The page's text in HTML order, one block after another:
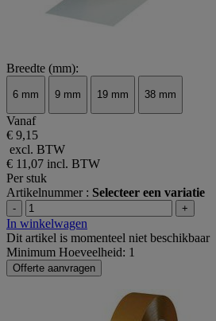
Breedte (mm):
6 mm 9 mm 19 mm 38 mm
Vanaf
€ 9,15
excl. BTW
€ 11,07 incl. BTW
Per stuk
Artikelnummer : Selecteer een variatie
- +
In winkelwagen
Dit artikel is momenteel niet beschikbaar
Minimum Hoeveelheid: 1
Offerte aanvragen